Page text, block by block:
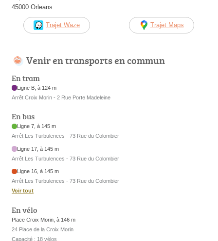
45000 Orleans
Trajet Waze Trajet Maps
Venir en transports en commun
En tram
Ligne B, à 124 m
Arrêt Croix Morin - 2 Rue Porte Madeleine
En bus
Ligne 7, à 145 m
Arrêt Les Turbulences - 73 Rue du Colombier
Ligne 17, à 145 m
Arrêt Les Turbulences - 73 Rue du Colombier
Ligne 16, à 145 m
Arrêt Les Turbulences - 73 Rue du Colombier
Voir tout
En vélo
Place Croix Morin, à 146 m
24 Place de la Croix Morin
Capacité : 18 vélos